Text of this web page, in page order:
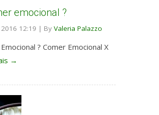
emocional ?
12:19 | By Valeria Palazzo
? Comer Emocional X
→